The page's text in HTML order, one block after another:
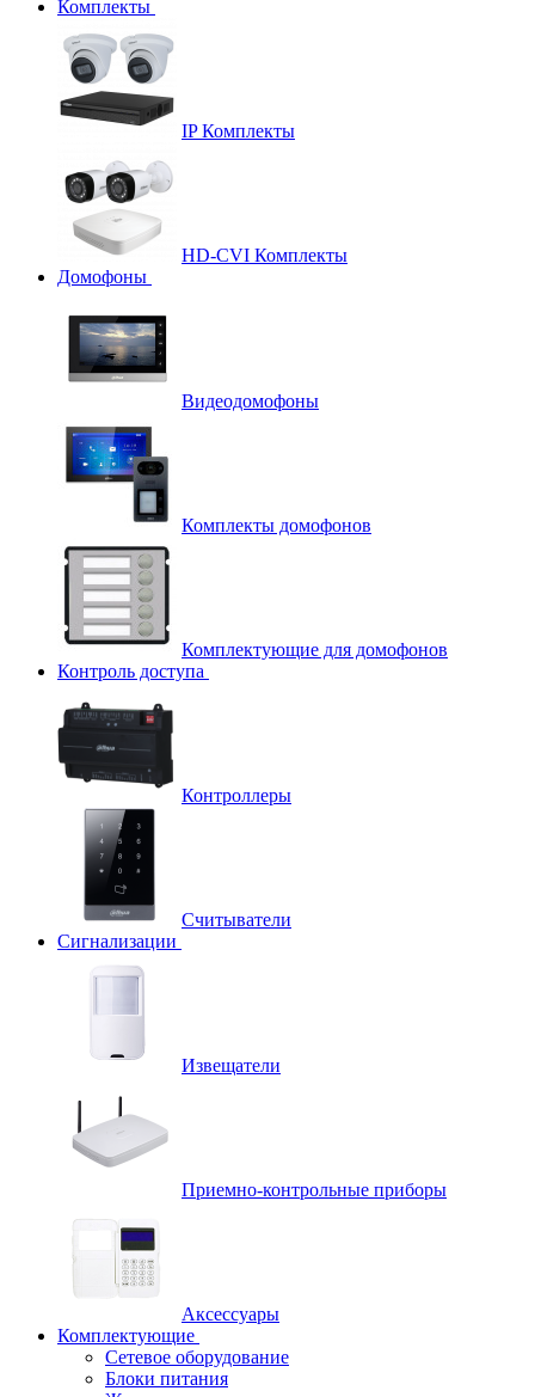
Комплекты
IP Комплекты
HD-CVI Комплекты
Домофоны
Видеодомофоны
Комплекты домофонов
Комплектующие для домофонов
Контроль доступа
Контроллеры
Считыватели
Сигнализации
Извещатели
Приемно-контрольные приборы
Аксессуары
Комплектующие
Сетевое оборудование
Блоки питания